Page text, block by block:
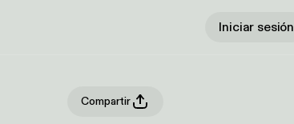
Iniciar sesión
Compartir